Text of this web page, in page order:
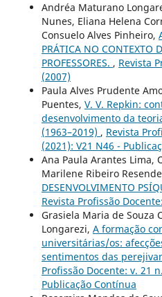
Andréa Maturano
Nunes, Eliana Helena
Consuelo Alves Pinheiro,
PRÁTICA NO CONTEXTO
PROFESSORES. , Revista
(2007)
Paula Alves Prudente
Puentes, V. V. Repkin:
desenvolvimento da
(1963–2019) , Revista
(2021): V21 N46 -
Ana Paula Arantes Lima,
Marilene Ribeiro
DESENVOLVIMENTO
Revista Profissão
Grasiela Maria de Souza
Longarezi, A formação
universitárias/os:
sentimentos das
Profissão Docente: v. 21
Publicação Contínua